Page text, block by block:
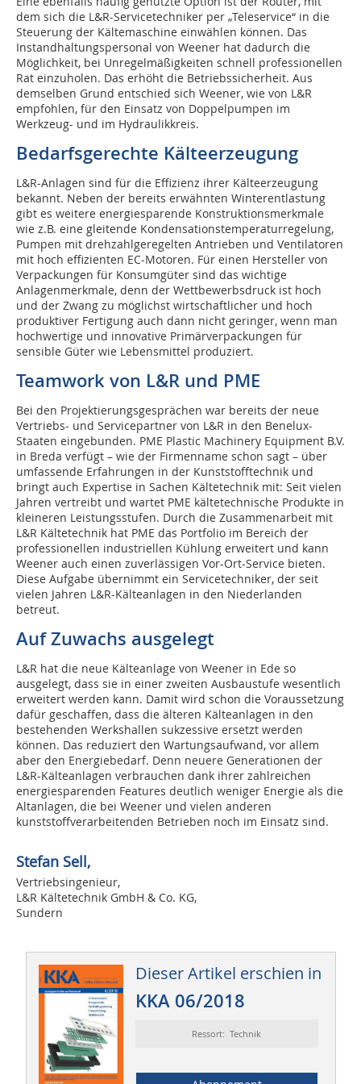
dem sich die L&R-Servicetechniker per „Teleservice“ in die
Steuerung der Kältemaschine einwählen können. Das
Instandhaltungspersonal von Weener hat dadurch die
Möglichkeit, bei Unregelmäßigkeiten schnell professionellen
Rat einzuholen. Das erhöht die Betriebssicherheit. Aus
demselben Grund entschied sich Weener, wie von L&R
empfohlen, für den Einsatz von Doppelpumpen im
Werkzeug- und im Hydraulikkreis.
Bedarfsgerechte Kälteerzeugung
L&R-Anlagen sind für die Effizienz ihrer Kälteerzeugung
bekannt. Neben der bereits erwähnten Winterentlastung
gibt es weitere energiesparende Konstruktionsmerkmale
wie z.B. eine gleitende Kondensationstemperaturregelung,
Pumpen mit drehzahlgeregelten Antrieben und Ventilatoren
mit hoch effizienten EC-Motoren. Für einen Hersteller von
Verpackungen für Konsumgüter sind das wichtige
Anlagenmerkmale, denn der Wettbewerbsdruck ist hoch
und der Zwang zu möglichst wirtschaftlicher und hoch
produktiver Fertigung auch dann nicht geringer, wenn man
hochwertige und innovative Primärverpackungen für
sensible Güter wie Lebensmittel produziert.
Teamwork von L&R und PME
Bei den Projektierungsgesprächen war bereits der neue
Vertriebs- und Servicepartner von L&R in den Benelux-
Staaten eingebunden. PME Plastic Machinery Equipment B.V.
in Breda verfügt – wie der Firmenname schon sagt – über
umfassende Erfahrungen in der Kunststofftechnik und
bringt auch Expertise in Sachen Kältetechnik mit: Seit vielen
Jahren vertreibt und wartet PME kältetechnische Produkte in
kleineren Leistungsstufen. Durch die Zusammenarbeit mit
L&R Kältetechnik hat PME das Portfolio im Bereich der
professionellen industriellen Kühlung erweitert und kann
Weener auch einen zuverlässigen Vor-Ort-Service bieten.
Diese Aufgabe übernimmt ein Servicetechniker, der seit
vielen Jahren L&R-Kälteanlagen in den Niederlanden
betreut.
Auf Zuwachs ausgelegt
L&R hat die neue Kälteanlage von Weener in Ede so
ausgelegt, dass sie in einer zweiten Ausbaustufe wesentlich
erweitert werden kann. Damit wird schon die Voraussetzung
dafür geschaffen, dass die älteren Kälteanlagen in den
bestehenden Werkshallen sukzessive ersetzt werden
können. Das reduziert den Wartungsaufwand, vor allem
aber den Energiebedarf. Denn neuere Generationen der
L&R-Kälteanlagen verbrauchen dank ihrer zahlreichen
energiesparenden Features deutlich weniger Energie als die
Altanlagen, die bei Weener und vielen anderen
kunststoffverarbeitenden Betrieben noch im Einsatz sind.
Stefan Sell,
Vertriebsingenieur,
L&R Kältetechnik GmbH & Co. KG,
Sundern
Dieser Artikel erschien in
KKA 06/2018
Ressort: Technik